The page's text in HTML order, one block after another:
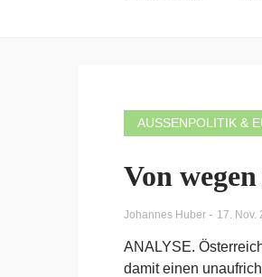
AUSSENPOLITIK &
Von
Johannes Huber - 17. Nov.
ANALYSE.
damit einen